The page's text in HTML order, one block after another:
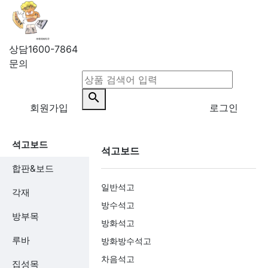
상담
문의
1600-7864
search
회원가입 로그인
석고보드
합판&보드
각재
방부목
루바
집성목
석고보드
일반석고
방수석고
방화석고
방화방수석고
차음석고